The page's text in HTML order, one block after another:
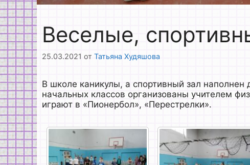
Веселые,
25.03.2021 от Татьяна Худяшова
В школе каникулы, а спортивный зал
начальных классов организованы учителем
играют в «Пионербол», «Перестрелки».